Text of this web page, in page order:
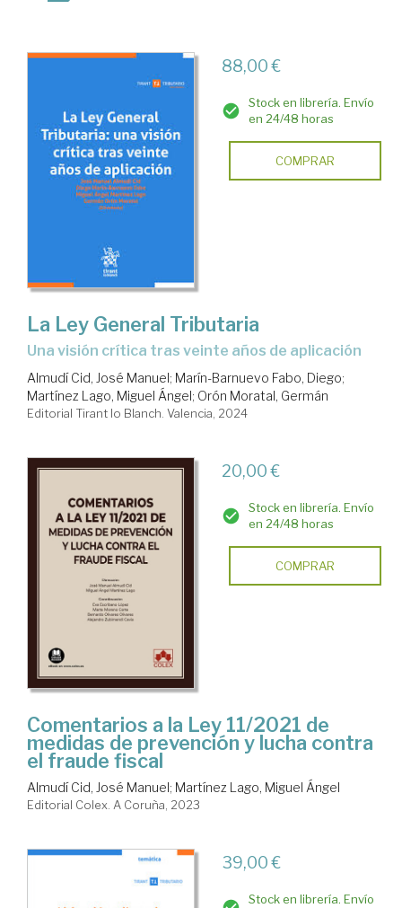
88,00 €
Stock en librería. Envío
en 24/48 horas
COMPRAR
La Ley General Tributaria
una visión crítica tras veinte años de aplicación
Almudí Cid, José Manuel; Marín-Barnuevo Fabo, Diego;
Martínez Lago, Miguel Ángel; Orón Moratal, Germán
Editorial Tirant lo Blanch. Valencia, 2024
20,00 €
Stock en librería. Envío
en 24/48 horas
COMPRAR
Comentarios a la Ley 11/2021 de
medidas de prevención y lucha contra
el fraude fiscal
Almudí Cid, José Manuel; Martínez Lago, Miguel Ángel
Editorial Colex. A Coruña, 2023
39,00 €
Stock en librería. Envío